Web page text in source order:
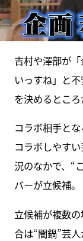
吉村や澤部が
いっすね」と
を決めるところ
コラボ相手と
コラボしやす
況のなかで、“
バーが立候補。
立候補が複数
合は“闇鍋”芸人